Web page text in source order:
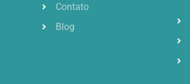
Contato
Blog